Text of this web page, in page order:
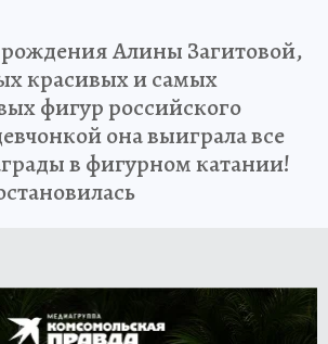
рождения Алины Загитовой,
красивых и самых
фигур российского
она выиграла все
в фигурном катании!